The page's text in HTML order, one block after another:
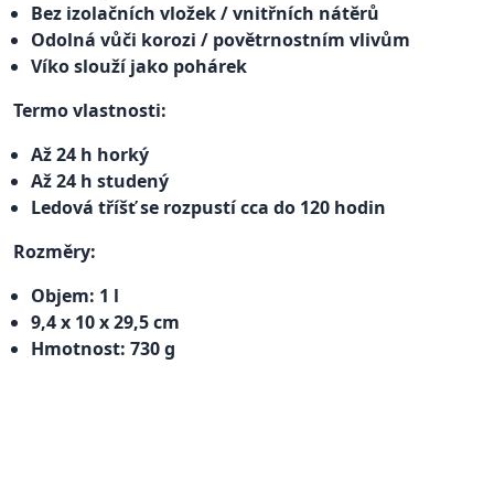
Bez izolačních vložek / vnitřních nátěrů
Odolná vůči korozi / povětrnostním vlivům
Víko slouží jako pohárek
Termo vlastnosti:
Až 24 h horký
Až 24 h studený
Ledová tříšť se rozpustí cca do 120 hodin
Rozměry:
Objem: 1 l
9,4 x 10 x 29,5 cm
Hmotnost: 730 g